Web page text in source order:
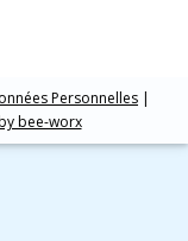
Personnelles |
bee-worx